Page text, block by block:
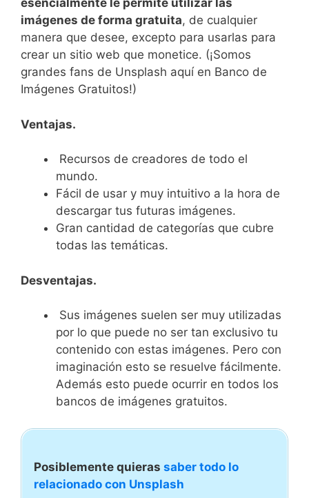
esencialmente le permite utilizar las
imágenes de forma gratuita, de cualquier
manera que desee, excepto para usarlas para
crear un sitio web que monetice. (¡Somos
grandes fans de Unsplash aquí en Banco de
Imágenes Gratuitos!)
Ventajas.
Recursos de creadores de todo el
mundo.
Fácil de usar y muy intuitivo a la hora de
descargar tus futuras imágenes.
Gran cantidad de categorías que cubre
todas las temáticas.
Desventajas.
Sus imágenes suelen ser muy utilizadas
por lo que puede no ser tan exclusivo tu
contenido con estas imágenes. Pero con
imaginación esto se resuelve fácilmente.
Además esto puede ocurrir en todos los
bancos de imágenes gratuitos.
Posiblemente quieras saber todo lo
relacionado con Unsplash